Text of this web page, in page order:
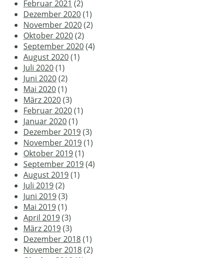
Februar 2021 (2)
Dezember 2020(1)
November 2020(2)
Oktober 2020(2)
September 2020(4)
August 2020(1)
Juli 2020(1)
Juni 2020(2)
Mai 2020(1)
März 2020(3)
Februar 2020(1)
Januar 2020(1)
Dezember 2019(3)
November 2019(1)
Oktober 2019(1)
September 2019(4)
August 2019(1)
Juli 2019(2)
Juni 2019(3)
Mai 2019(1)
April 2019(3)
März 2019(3)
Dezember 2018(1)
November 2018(2)